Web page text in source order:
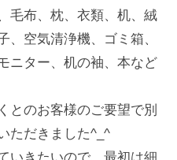
毛布、枕、衣類、机、絨
、空気清浄機、ゴミ箱、
ニター、机の袖、本など
とのお客様のご要望で別
ただきました^_^